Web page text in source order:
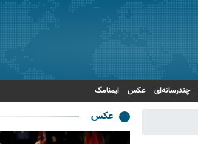
چندرسانه‌ای عکس ایمنامگ
عکس